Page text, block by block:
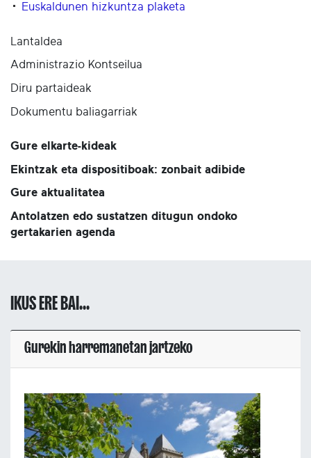
Euskaldunen hizkuntza plaketa
Lantaldea
Administrazio Kontseilua
Diru partaideak
Dokumentu baliagarriak
Gure elkarte-kideak
Ekintzak eta dispositiboak: zonbait adibide
Gure aktualitatea
Antolatzen edo sustatzen ditugun ondoko
gertakarien agenda
IKUS ERE BAI...
Gurekin harremanetan jartzeko